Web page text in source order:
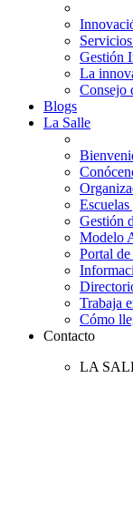
Gestión
La
Consejo
Blogs
La Salle
Gestión
Modelo
Portal de
Trabaja
Cómo
Contacto
LA